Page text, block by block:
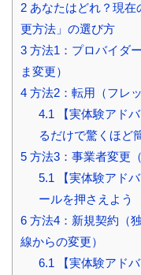
2 あなたはどれ？現
更方法」の選び方
3 方法1：プロバイダ
ま変更）
4 方法2：転用（フレ
4.1 【実体験アド
るだけで驚くほど
5 方法3：事業者変更
5.1 【実体験アド
ールを押さえよう
6 方法4：新規契約（
線からの変更）
6.1 【実体験アド